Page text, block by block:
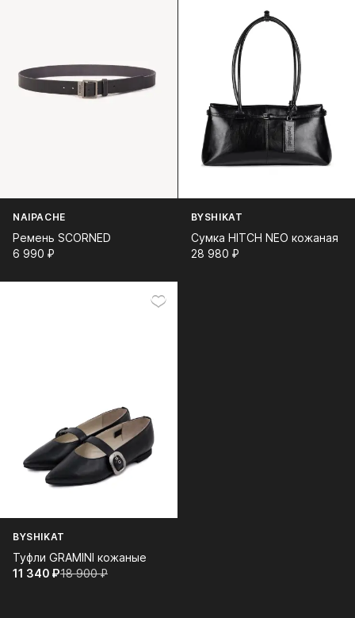
NAIPACHE
Ремень SCORNED
6 990⁠ ⁠₽
BYSHIKAT
Сумка HITCH NEO кожаная
28 980⁠ ⁠₽
BYSHIKAT
Туфли GRAMINI кожаные
11 340⁠ ⁠₽18 900⁠ ⁠₽